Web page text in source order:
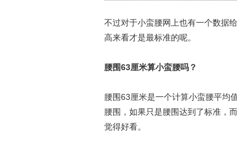
不过对于小蛮腰网上也有一个数据
高来看才是最标准的呢。
腰围63厘米算小蛮腰吗？
腰围63厘米是一个计算小蛮腰平均
腰围，如果只是腰围达到了标准，
觉得好看。